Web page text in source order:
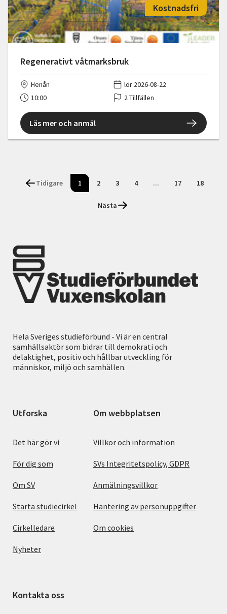
Regenerativt våtmarksbruk
Kostnadsfri
Henån
lör 2026-08-22
10:00
2 Tillfällen
Läs mer och anmäl
Tidigare 1 2 3 4 ... 17 18
Nästa
Hela Sveriges studieförbund - Vi är en central
samhällsaktör som bidrar till demokrati och
delaktighet, positiv och hållbar utveckling för
människor, miljö och samhällen.
Utforska
Det här gör vi
För dig som
Om SV
Starta studiecirkel
Cirkelledare
Nyheter
Om webbplatsen
Villkor och information
SVs Integritetspolicy, GDPR
Anmälningsvillkor
Hantering av personuppgifter
Om cookies
Kontakta oss